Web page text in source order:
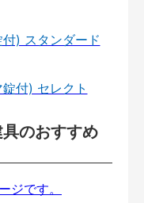
) スタンダード
付) セレクト
のおすすめ